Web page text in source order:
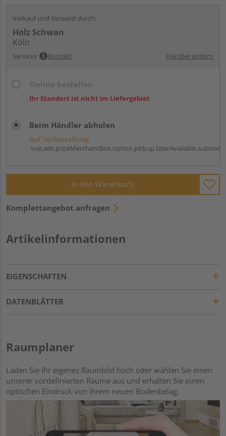
Verkauf und Versand durch:
Holz Schwan
Köln
Services Kontakt Händler ändern
Ihr Standort ist nicht im Liefergebiet
Beim Händler abholen
Auf Vorbestellung:
vue.ads.priceMerchantBox.option.pickup.laterAvailable.subtext
In den Warenkorb
Komplettangebot anfragen
Artikelinformationen
EIGENSCHAFTEN
DATENBLÄTTER
Raumplaner
Laden Sie Ihr eigenes Raumbild hoch oder wählen Sie einen
unserer vordefinierten Räume aus und erhalten Sie einen
optischen Eindruck von Ihrem neuen Bodenbelag.